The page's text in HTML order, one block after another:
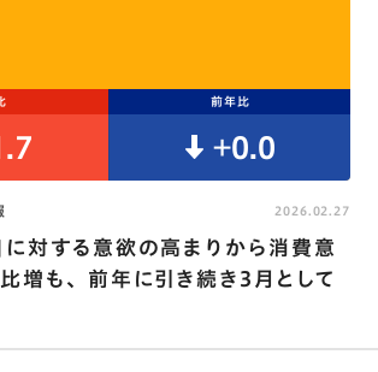
前年比
+0.0
に対する意欲の高まりから消費意
増も､ 前年に引き続き3月として
2026.02.27